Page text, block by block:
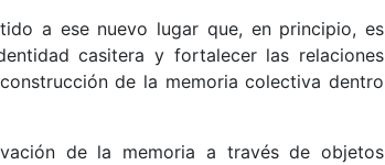
a ese nuevo lugar que, en principio, es
casitera y fortalecer las relaciones
de la memoria colectiva dentro
de la memoria a través de objetos